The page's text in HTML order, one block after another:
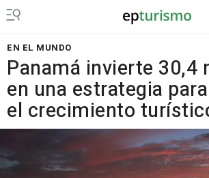
EN EL MUNDO
Panamá invierte 30,4
en una estrategia
el crecimiento